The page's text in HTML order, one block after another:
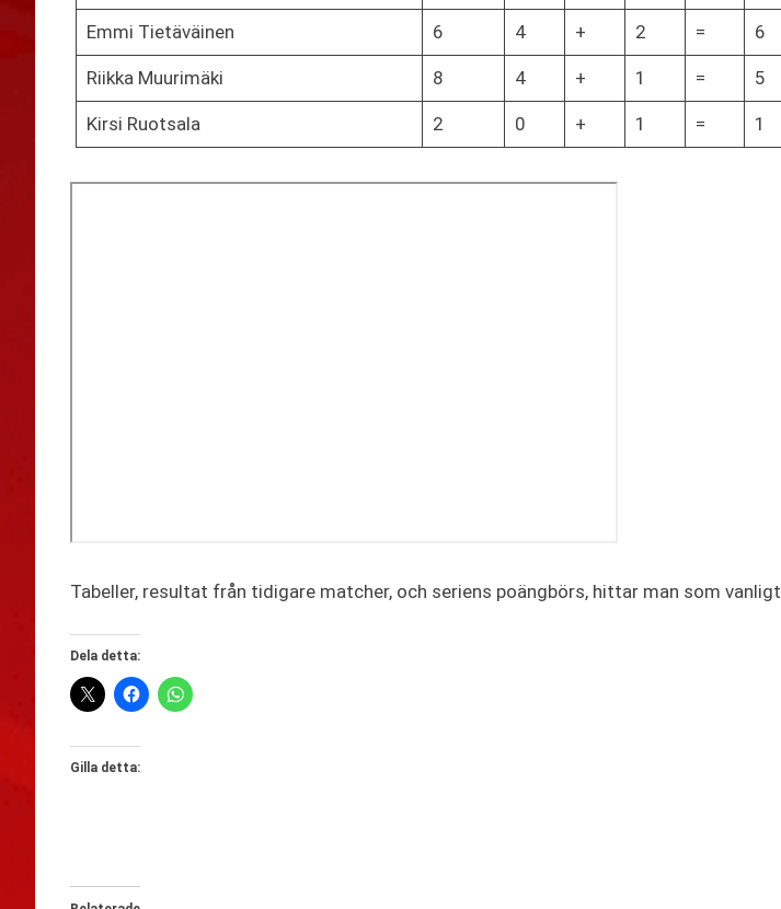
Emmi Tietäväinen 6 4 + 2 = 6
Riikka Muurimäki 8 4 + 1 = 5
Kirsi Ruotsala 2 0 + 1 = 1
Tabeller, resultat från tidigare matcher, och seriens poängbörs, hittar man som vanligt
Dela detta:
Gilla detta: